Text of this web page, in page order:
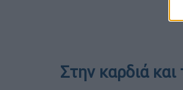
Στην καρδιά